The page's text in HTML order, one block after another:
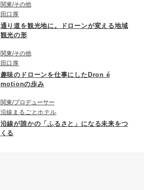
関東 その他
田口厚
通り道を観光地に。ドローンが変える地域
観光の形
関東 その他
田口厚
趣味のドローンを仕事にしたDron é
motionの歩み
関東 プロデューサー
沿線まるごとホテル
沿線が誰かの「ふるさと」になる未来をつ
くる